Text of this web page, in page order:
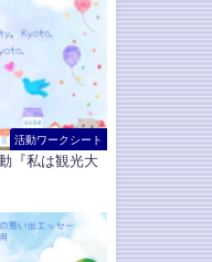
活動ワークシート
『私は観光大